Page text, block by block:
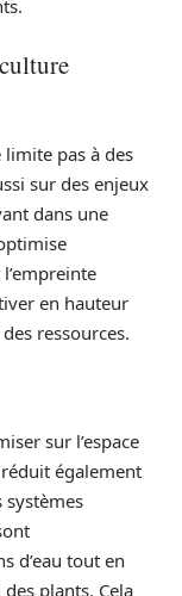
pas à des
sur des enjeux
dans une
en hauteur
ressources.
sur l’espace
également
systèmes
d’eau tout en
plants. Cela